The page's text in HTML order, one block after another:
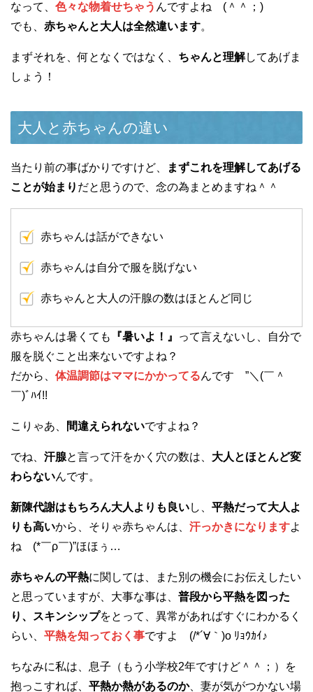
なって、 色々な物着せちゃう んですよね (＾＾；)
でも、 赤ちゃんと大人は全然違います。
まずそれを、何となくではなく、 ちゃんと理解してあげま
しょう！
大人と赤ちゃんの違い
当たり前の事ばかりですけど、
まずこれを理解してあげる
ことが始まり だと思うので、念の為まとめますね＾＾
赤ちゃんは話ができない
赤ちゃんは自分で服を脱げない
赤ちゃんと大人の汗腺の数はほとんど同じ
赤ちゃんは暑くても 『暑いよ！』
って言えないし、自分で
服を脱ぐこと出来ないですよね？
だから、 体温調節はママにかかってるんです ”＼(￣＾
￣)ﾞﾊｲ!!
こりゃあ、 間違えられないですよね？
でね、 汗腺と言って汗をかく穴の数は、 大人とほとんど変
わらないんです。
新陳代謝はもちろん大人よりも良いし、 平熱だって大人よ
りも高いから、そりゃ赤ちゃんは、 汗っかきになりますよ
ね (*￣ρ￣)”ほほぅ…
赤ちゃんの平熱に関しては、また別の機会にお伝えしたい
と思っていますが、大事な事は、 普段から平熱を図った
り、スキンシップをとって、異常があればすぐにわかるく
らい、 平熱を知っておく事ですよ (/*´∀｀)o ﾘｮｳｶｲ♪
ちなみに私は、息子（もう小学校2年ですけど＾＾；）を
抱っこすれば、 平熱か熱があるのか、妻が気がつかない場